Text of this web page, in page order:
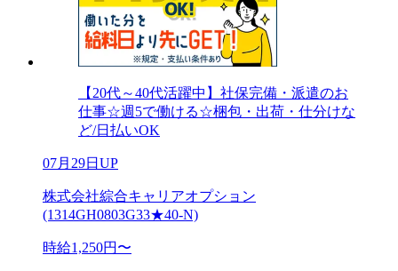
【20代～40代活躍中】社保完備・派遣のお
仕事☆週5で働ける☆梱包・出荷・仕分けな
ど/日払いOK
07月29日UP
株式会社綜合キャリアオプション
(1314GH0803G33★40-N)
時給1,250円〜